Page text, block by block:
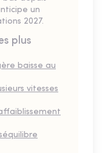
un
2027.
plus
baisse au
vitesses